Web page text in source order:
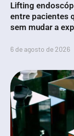
Lifting
entre pacientes
sem mudar a
6 de agosto de 2026